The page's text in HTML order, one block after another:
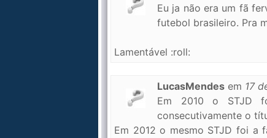
Eu ja não era um fã
futebol brasileiro. Pra
Lamentável :roll:
LucasMendes em 17
Em 2010 o STJD
consecutivamente o
Em 2012 o mesmo STJD foi a